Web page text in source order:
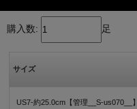
購入数: 足
サイズ
US7-約25.0cm【管理__S-us070__】